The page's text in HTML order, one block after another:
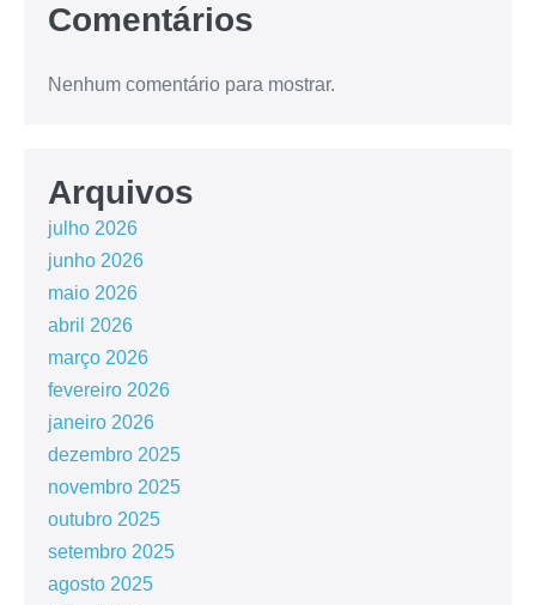
Comentários
Nenhum comentário para mostrar.
Arquivos
julho 2026
junho 2026
maio 2026
abril 2026
março 2026
fevereiro 2026
janeiro 2026
dezembro 2025
novembro 2025
outubro 2025
setembro 2025
agosto 2025